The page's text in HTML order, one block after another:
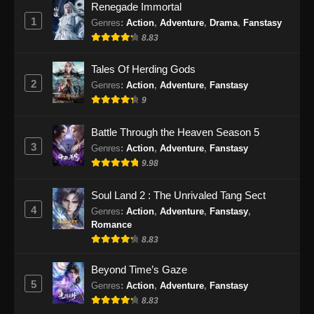
14, 2024
Eps 270 - Lord of the Ancient God Grave
Episode 270 Subtitle Indonesia - September
Lord of the Ancient God Grave Episode
271 Subtitle Indonesia
Episode 271 Subtitle Indonesia - September
21, 2024
Lord of the Ancient God Grave Episode
Eps 272 - Lord of the Ancient God Grave
Episode 272 Subtitle Indonesia - September
24, 2024
1
Renegade Immortal
Genres: Action, Adventure, Drama, Fanstasy
8.83
2
Tales Of Herding Gods
Genres: Action, Adventure, Fanstasy
9
3
Battle Through the Heaven Season 5
Genres: Action, Adventure, Fanstasy
9.98
4
Soul Land 2 : The Unrivaled Tang Sect
Genres: Action, Adventure, Fanstasy,
Romance
8.83
5
Beyond Time’s Gaze
Genres: Action, Adventure, Fanstasy
8.83